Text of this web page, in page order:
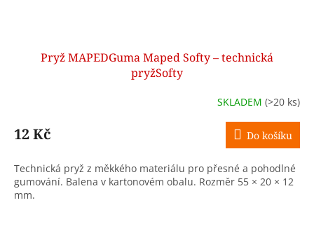
Pryž MAPEDGuma Maped Softy – technická
pryžSofty
SKLADEM (>20 ks)
12 Kč Do košíku
Technická pryž z měkkého materiálu pro přesné a pohodlné
gumování. Balena v kartonovém obalu. Rozměr 55 × 20 × 12
mm.